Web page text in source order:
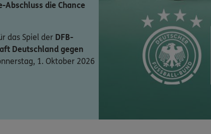
Abschluss die Chance
das Spiel der DFB-
Deutschland gegen
1. Oktober 2026